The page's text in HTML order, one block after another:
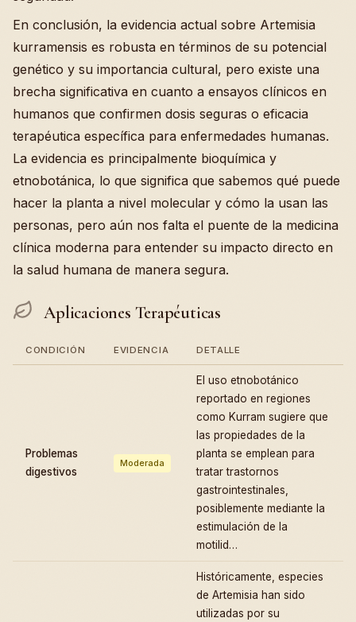
En conclusión, la evidencia actual sobre Artemisia
kurramensis es robusta en términos de su potencial
genético y su importancia cultural, pero existe una
brecha significativa en cuanto a ensayos clínicos en
humanos que confirmen dosis seguras o eficacia
terapéutica específica para enfermedades humanas.
La evidencia es principalmente bioquímica y
etnobotánica, lo que significa que sabemos qué puede
hacer la planta a nivel molecular y cómo la usan las
personas, pero aún nos falta el puente de la medicina
clínica moderna para entender su impacto directo en
la salud humana de manera segura.
Aplicaciones Terapéuticas
CONDICIÓN EVIDENCIA DETALLE
Problemas
digestivos
Moderada
El uso etnobotánico
reportado en regiones
como Kurram sugiere que
las propiedades de la
planta se emplean para
tratar trastornos
gastrointestinales,
posiblemente mediante la
estimulación de la
motilid…
Históricamente, especies
de Artemisia han sido
utilizadas por su